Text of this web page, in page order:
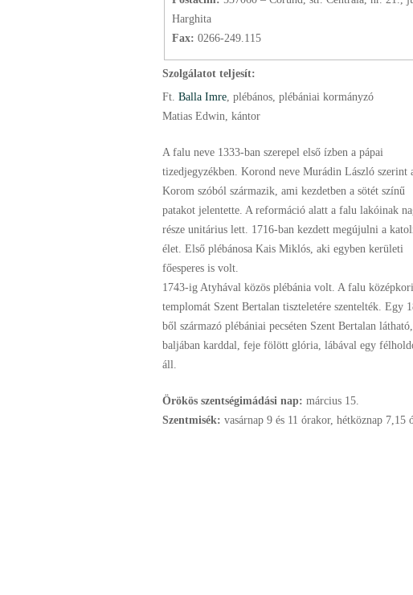
Harghita
Fax: 0266-249.115
Szolgálatot teljesít:
Ft. Balla Imre , plébános , plébániai kormányzó
Matias Edwin, kántor
A falu neve 1333-ban szerepel első ízben a pápai
tizedjegyzékben. Korond neve Murádin László szerint
Korom szóból származik, ami kezdetben a sötét színű
patakot jelentette. A reformáció alatt a falu lakóinak
része unitárius lett. 1716-ban kezdett megújulni a
élet. Első plébánosa Kais Miklós, aki egyben kerületi
főesperes is volt.
1743-ig Atyhával közös plébánia volt. A falu középkori
templomát Szent Bertalan tiszteletére szentelték. Egy
ből származó plébániai pecséten Szent Bertalan látható,
baljában karddal, feje fölött glória, lábával egy
áll.
Örökös szentségimádási nap: március 15.
Szentmisék: vasárnap 9 és 11 órakor, hétköznap 7,15